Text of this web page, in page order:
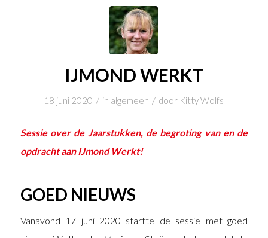
IJMOND WERKT
18 juni 2020 / in algemeen / door Kitty Wolfs
Sessie over de Jaarstukken, de begroting van en de
opdracht aan IJmond Werkt!
GOED NIEUWS
Vanavond 17 juni 2020 startte de sessie met goed